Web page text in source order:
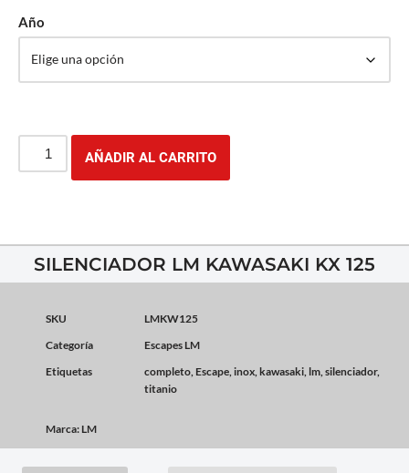
Año
AÑADIR AL CARRITO
SILENCIADOR LM KAWASAKI KX 125
SKU
LMKW125
Categoría
Escapes LM
Etiquetas
completo, Escape,inox,kawasaki, lm,silenciador,
titanio
Marca: LM